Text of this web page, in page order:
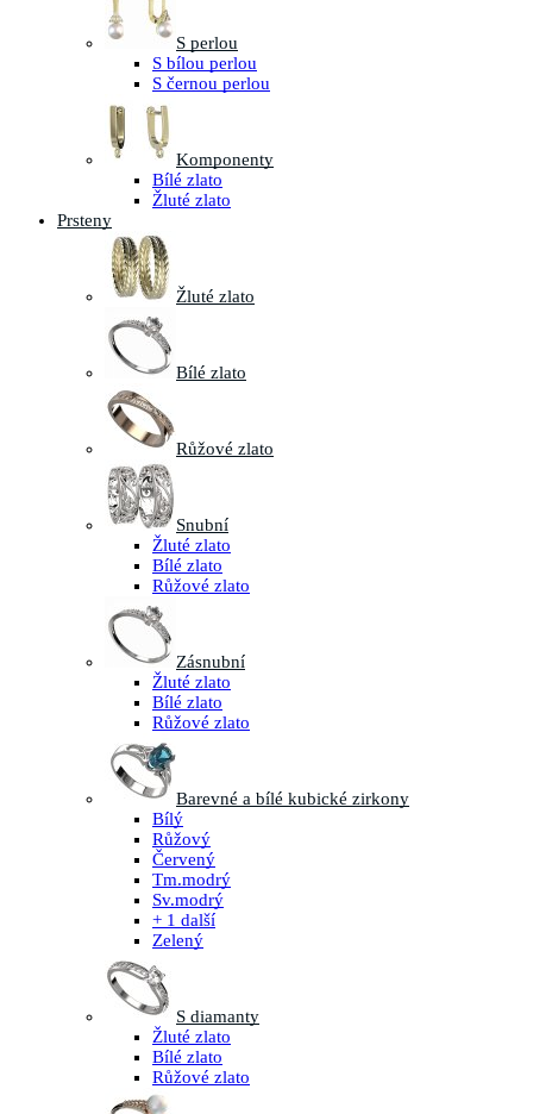
S perlou
S bílou perlou
S černou perlou
Komponenty
Bílé zlato
Žluté zlato
Prsteny
Žluté zlato
Bílé zlato
Růžové zlato
Snubní
Žluté zlato
Bílé zlato
Růžové zlato
Zásnubní
Žluté zlato
Bílé zlato
Růžové zlato
Barevné a bílé kubické zirkony
Bílý
Růžový
Červený
Tm.modrý
Sv.modrý
+ 1 další
Zelený
S diamanty
Žluté zlato
Bílé zlato
Růžové zlato